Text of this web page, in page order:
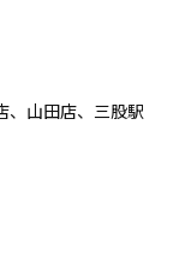
、山田店、三股駅